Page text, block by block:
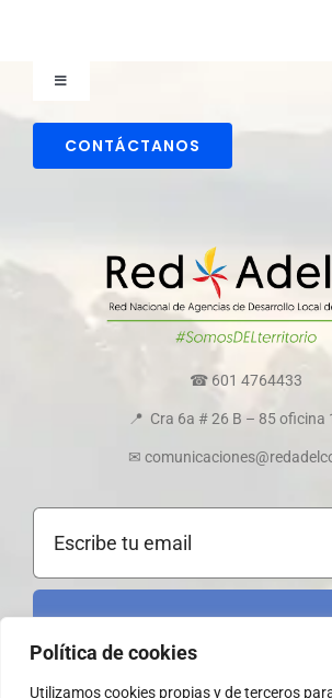
Política de cookies
Utilizamos cookies propias y de terceros
Toggle
Comunicaciones
Transparencia y ética empresarial
CONTÁCTANOS
☎ 601 4764433
📍 Cra 6a # 26 B – 85 oficina
✉